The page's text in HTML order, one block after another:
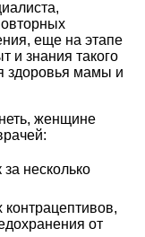
еще на этапе
и знания такого
здоровья мамы и
женщине
несколько
от